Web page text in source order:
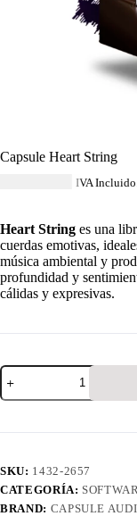
Capsule Heart String
IVA Incluido.
Heart String es una
cuerdas emotivas,
música ambiental y
profundidad y
cálidas y expresivas.
SKU: 1432-2657
CATEGORÍA:
BRAND: CAPSULE